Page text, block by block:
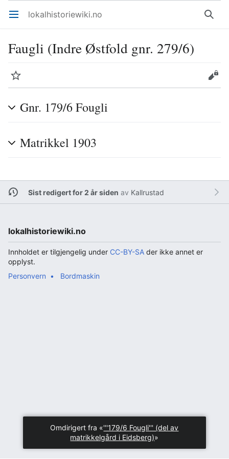
Åpne hovedmenyen lokalhistoriewiki.no Søk
Faugli (Indre Østfold gnr. 279/6)
Overvåk Rediger
Gnr. 179/6 Fougli
Matrikkel 1903
Sist redigert for 2 år siden av Kallrustad
lokalhistoriewiki.no
Innholdet er tilgjengelig under CC-BY-SA der ikke annet er
opplyst.
Personvern
Bordmaskin
Omdirigert fra «'''179/6 Fougli''' (del av
matrikkelgård i Eidsberg)»